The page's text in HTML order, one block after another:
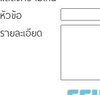
หัวข้อ
รายละเอียด